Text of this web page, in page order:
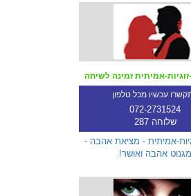
אמיתית זמינה לשיחה
עכשיו מכל טלפון
072-2731524
שלוחה 287
אמיתית - מציאת אהבה -
מגנוט אהבה ואושר!